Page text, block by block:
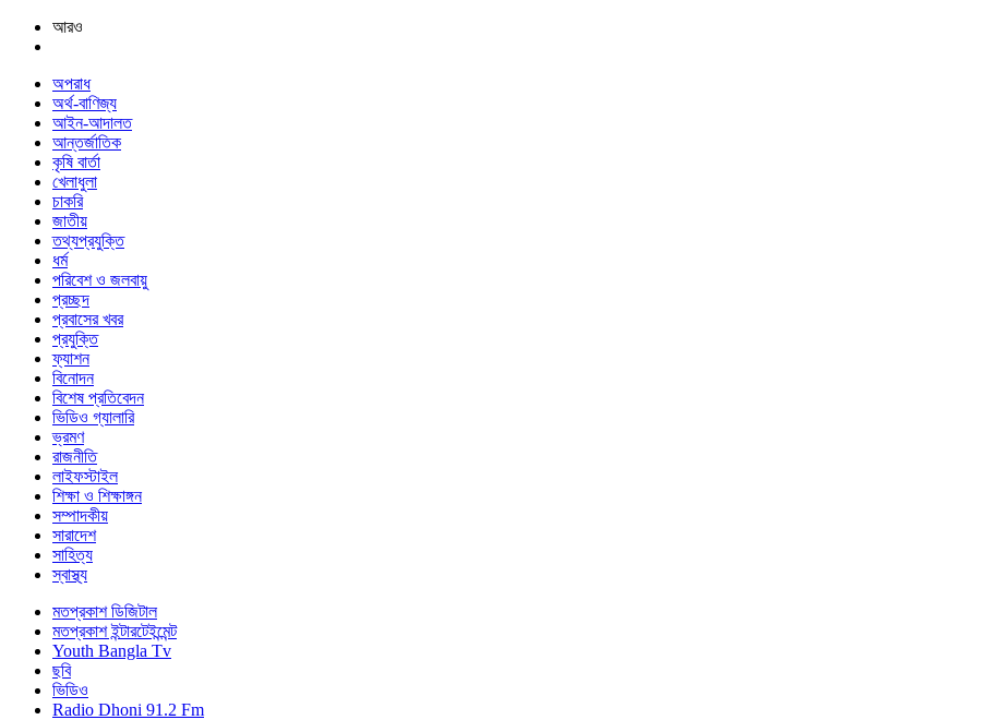
আরও
অপরাধ
অর্থ-বাণিজ্য
আইন-আদালত
আন্তর্জাতিক
কৃষি বার্তা
খেলাধুলা
চাকরি
জাতীয়
তথ্যপ্রযুক্তি
ধর্ম
পরিবেশ ও জলবায়ু
প্রচ্ছদ
প্রবাসের খবর
প্রযুক্তি
ফ্যাশন
বিনোদন
বিশেষ প্রতিবেদন
ভিডিও গ্যালারি
ভ্রমণ
রাজনীতি
লাইফস্টাইল
শিক্ষা ও শিক্ষাঙ্গন
সম্পাদকীয়
সারাদেশ
সাহিত্য
স্বাস্থ্য
মতপ্রকাশ ডিজিটাল
মতপ্রকাশ ইন্টারটেইন্মেন্ট
Youth Bangla Tv
ছবি
ভিডিও
Radio Dhoni 91.2 Fm